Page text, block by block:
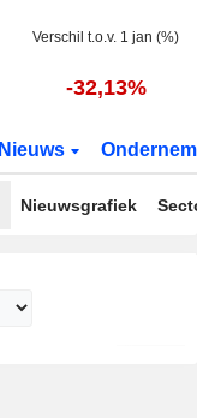
Verschil t.o.v. 1 jan (%)
-32,13%
Nieuws
Nieuwsgrafiek